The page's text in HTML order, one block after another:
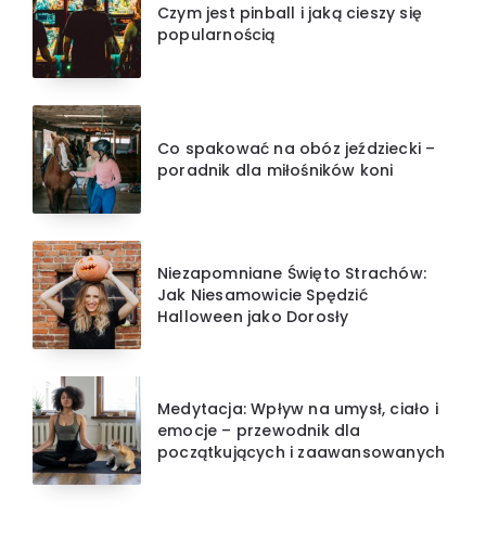
Czym jest pinball i jaką cieszy się
popularnością
Co spakować na obóz jeździecki –
poradnik dla miłośników koni
Niezapomniane Święto Strachów:
Jak Niesamowicie Spędzić
Halloween jako Dorosły
Medytacja: Wpływ na umysł, ciało i
emocje – przewodnik dla
początkujących i zaawansowanych